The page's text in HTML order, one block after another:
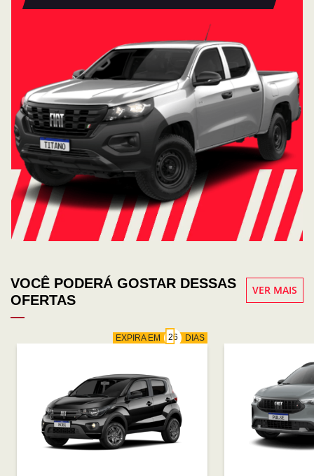
VOCÊ PODERÁ GOSTAR DESSAS
OFERTAS
VER MAIS
EXPIRA EM DIAS